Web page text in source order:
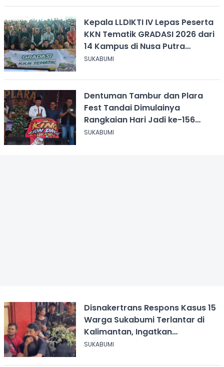
Kepala LLDIKTI IV Lepas Peserta
KKN Tematik GRADASI 2026 dari
14 Kampus di Nusa Putra
University
SUKABUMI
Dentuman Tambur dan Plara
Fest Tandai Dimulainya
Rangkaian Hari Jadi ke-156
Kabupaten Sukabumi
SUKABUMI
Disnakertrans Respons Kasus 15
Warga Sukabumi Terlantar di
Kalimantan, Ingatkan
Pentingnya Perjanjian Kerja
SUKABUMI